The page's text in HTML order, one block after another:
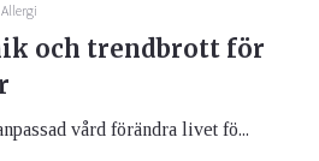
och trendbrott för
vård förändra livet fö...